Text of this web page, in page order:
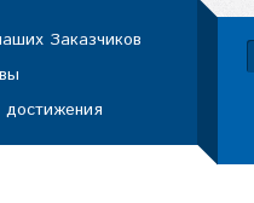
Заказчиков